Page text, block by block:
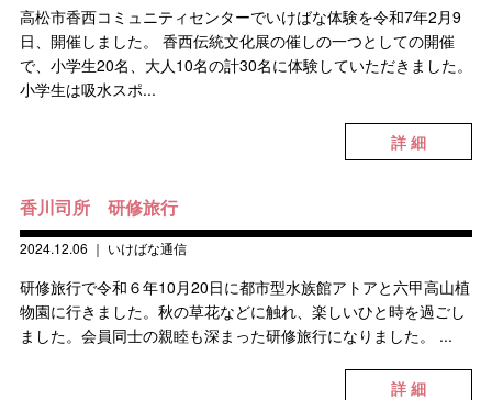
高松市香西コミュニティセンターでいけばな体験を令和7年2月9
日、開催しました。 香西伝統文化展の催しの一つとしての開催
で、小学生20名、大人10名の計30名に体験していただきました。
小学生は吸水スポ...
詳 細
香川司所 研修旅行
2024.12.06 ｜ いけばな通信
研修旅行で令和６年10月20日に都市型水族館アトアと六甲高山植
物園に行きました。秋の草花などに触れ、楽しいひと時を過ごし
ました。会員同士の親睦も深まった研修旅行になりました。 ...
詳 細